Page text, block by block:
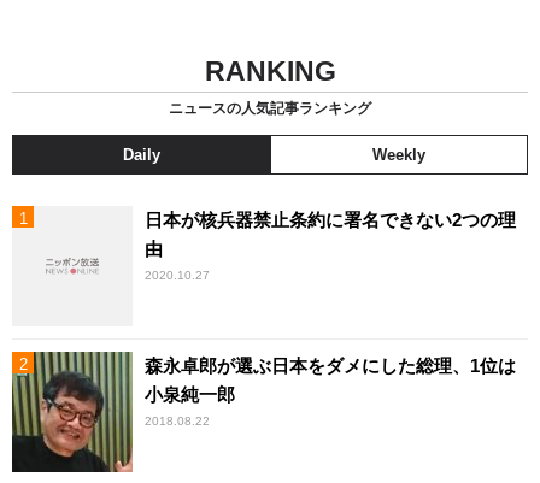
RANKING
ニュースの人気記事ランキング
Daily Weekly
日本が核兵器禁止条約に署名できない2つの理
由
2020.10.27
森永卓郎が選ぶ日本をダメにした総理、1位は
小泉純一郎
2018.08.22